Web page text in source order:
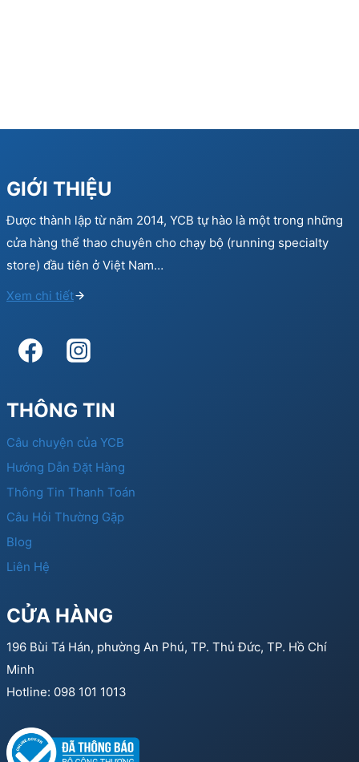
GIỚI THIỆU
Được thành lập từ năm 2014, YCB tự hào là một trong những
cửa hàng thể thao chuyên cho chạy bộ (running specialty
store) đầu tiên ở Việt Nam…
Xem chi tiết
THÔNG TIN
Câu chuyện của YCB
Hướng Dẫn Đặt Hàng
Thông Tin Thanh Toán
Câu Hỏi Thường Gặp
Blog
Liên Hệ
CỬA HÀNG
196 Bùi Tá Hán, phường An Phú, TP. Thủ Đức, TP. Hồ Chí
Minh
Hotline: 098 101 1013